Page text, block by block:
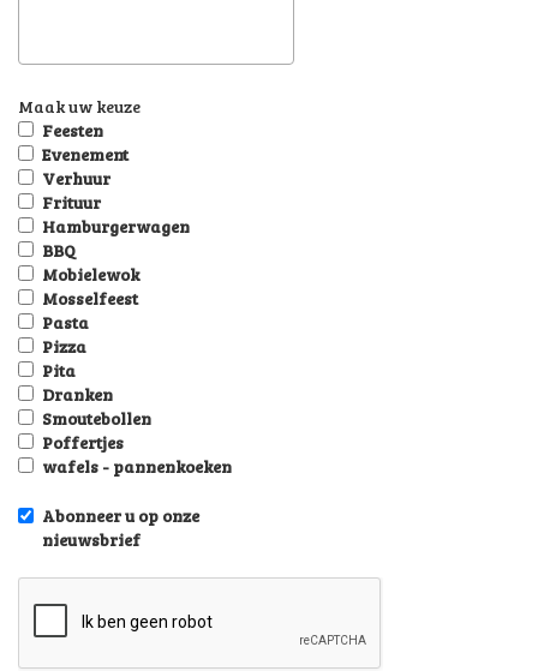
Maak uw keuze
Feesten
Evenement
Verhuur
Frituur
Hamburgerwagen
BBQ
Mobielewok
Mosselfeest
Pasta
Pizza
Pita
Dranken
Smoutebollen
Poffertjes
wafels - pannenkoeken
Abonneer u op onze
nieuwsbrief